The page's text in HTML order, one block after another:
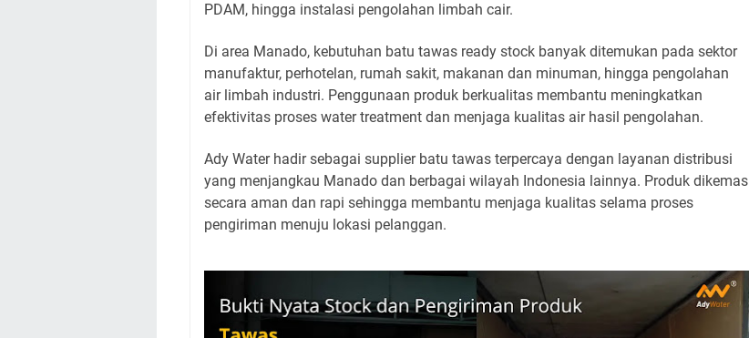
PDAM, hingga instalasi pengolahan limbah cair.
Di area Manado, kebutuhan batu tawas ready stock banyak ditemukan pada sektor
manufaktur, perhotelan, rumah sakit, makanan dan minuman, hingga pengolahan
air limbah industri. Penggunaan produk berkualitas membantu meningkatkan
efektivitas proses water treatment dan menjaga kualitas air hasil pengolahan.
Ady Water hadir sebagai supplier batu tawas terpercaya dengan layanan distribusi
yang menjangkau Manado dan berbagai wilayah Indonesia lainnya. Produk dikemas
secara aman dan rapi sehingga membantu menjaga kualitas selama proses
pengiriman menuju lokasi pelanggan.